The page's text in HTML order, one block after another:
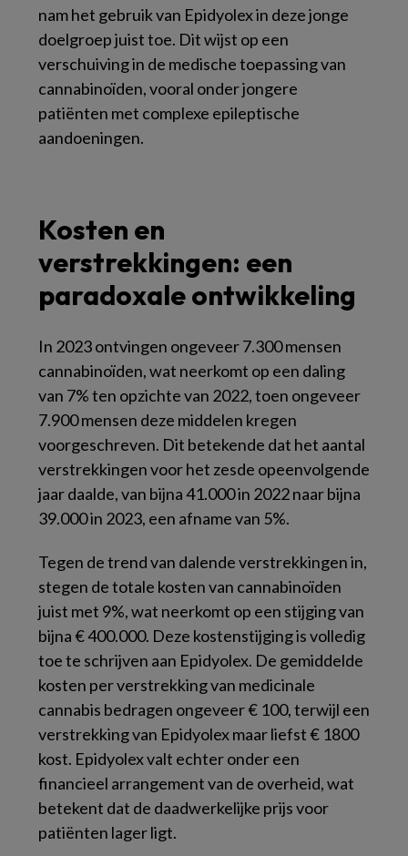
nam het gebruik van Epidyolex in deze jonge
doelgroep juist toe. Dit wijst op een
verschuiving in de medische toepassing van
cannabinoïden, vooral onder jongere
patiënten met complexe epileptische
aandoeningen.
Kosten en
verstrekkingen: een
paradoxale ontwikkeling
In 2023 ontvingen ongeveer 7.300 mensen
cannabinoïden, wat neerkomt op een daling
van 7% ten opzichte van 2022, toen ongeveer
7.900 mensen deze middelen kregen
voorgeschreven. Dit betekende dat het aantal
verstrekkingen voor het zesde opeenvolgende
jaar daalde, van bijna 41.000 in 2022 naar bijna
39.000 in 2023, een afname van 5%.
Tegen de trend van dalende verstrekkingen in,
stegen de totale kosten van cannabinoïden
juist met 9%, wat neerkomt op een stijging van
bijna € 400.000. Deze kostenstijging is volledig
toe te schrijven aan Epidyolex. De gemiddelde
kosten per verstrekking van medicinale
cannabis bedragen ongeveer € 100, terwijl een
verstrekking van Epidyolex maar liefst € 1800
kost. Epidyolex valt echter onder een
financieel arrangement van de overheid, wat
betekent dat de daadwerkelijke prijs voor
patiënten lager ligt.